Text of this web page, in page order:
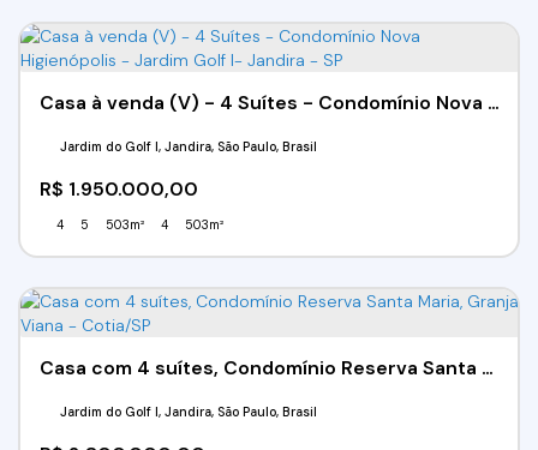
Casa à venda (V) - 4 Suítes - Condomínio Nova Higienópolis - Jardim Golf I- Jandira - SP
R$ 1.950.000,00
Jardim do Golf I, Jandira, São Paulo, Brasil
4 5 503m² 4 503m²
Casa com 4 suítes, Condomínio Reserva Santa Maria, Granja Viana - Cotia/SP
Jardim do Golf I, Jandira, São Paulo, Brasil